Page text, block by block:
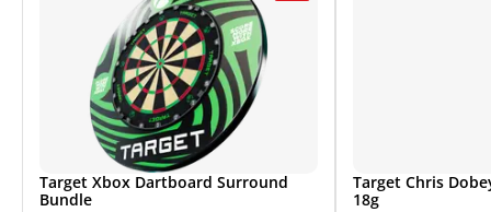
Target Xbox Dartboard Surround
Bundle
Target Chris
18g